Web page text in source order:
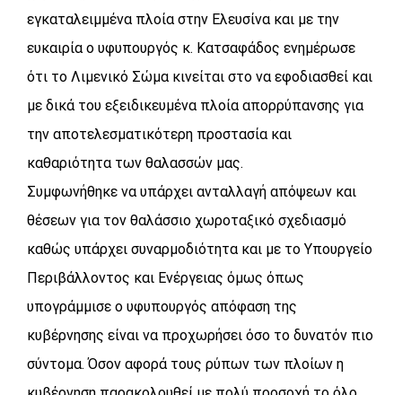
εγκαταλειμμένα πλοία στην Ελευσίνα και με την
ευκαιρία ο υφυπουργός κ. Κατσαφάδος ενημέρωσε
ότι το Λιμενικό Σώμα κινείται στο να εφοδιασθεί και
με δικά του εξειδικευμένα πλοία απορρύπανσης για
την αποτελεσματικότερη προστασία και
καθαριότητα των θαλασσών μας.
Συμφωνήθηκε να υπάρχει ανταλλαγή απόψεων και
θέσεων για τον θαλάσσιο χωροταξικό σχεδιασμό
καθώς υπάρχει συναρμοδιότητα και με το Υπουργείο
Περιβάλλοντος και Ενέργειας όμως όπως
υπογράμμισε ο υφυπουργός απόφαση της
κυβέρνησης είναι να προχωρήσει όσο το δυνατόν πιο
σύντομα. Όσον αφορά τους ρύπων των πλοίων η